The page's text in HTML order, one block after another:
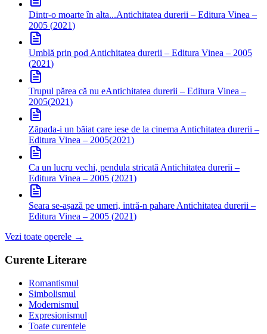
Dintr-o moarte în alta...Antichitatea durerii – Editura Vinea –
2005 (2021)
Umblă prin podAntichitatea durerii – Editura Vinea – 2005
(2021)
Trupul părea că nu eAntichitatea durerii – Editura Vinea –
2005(2021)
Zăpada-i un băiat care iese de la cinemaAntichitatea durerii –
Editura Vinea – 2005(2021)
Ca un lucru vechi, pendula stricatăAntichitatea durerii –
Editura Vinea – 2005 (2021)
Seara se-așază pe umeri, intră-n pahareAntichitatea durerii –
Editura Vinea – 2005 (2021)
Vezi toate operele →
Curente Literare
Romantismul
Simbolismul
Modernismul
Expresionismul
Toate curentele